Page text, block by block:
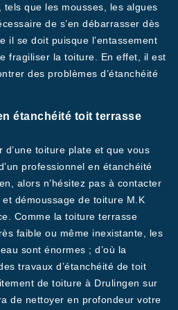
que les mousses, les algues
de s’en débarrasser dès
il se doit puisque l’entassement
fragiliser la toiture. En effet, il est
des problèmes d’étanchéité
étanchéité toit terrasse
d’une toiture plate et que vous
professionnel en étanchéité
alors n’hésitez pas à contacter
démoussage de toiture M.K
Comme la toiture terrasse
faible ou même inexistante, les
sont énormes ; d’où la
travaux d’étanchéité de toit
de toiture à Drulingen sur
de nettoyer en profondeur votre